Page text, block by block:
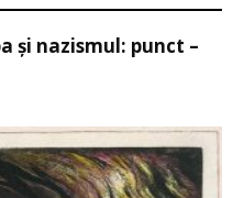
și nazismul: punct –